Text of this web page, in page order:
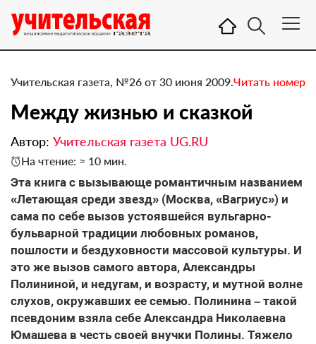
Учительская газета, №26 от 30 июня 2009.Читать номер
Между жизнью и сказкой
Автор: Учительская газета UG.RU
На чтение: ≈ 10 мин.
Эта книга с вызывающе романтичным названием
«Летающая среди звезд» (Москва, «Вагриус») и
сама по себе вызов устоявшейся вульгарно-
бульварной традиции любовных романов,
пошлости и бездуховности массовой культуры. И
это же вызов самого автора, Александры
Полининой, и недугам, и возрасту, и мутной волне
слухов, окружавших ее семью. Полинина – такой
псевдоним взяла себе Александра Николаевна
Юмашева в честь своей внучки Полины. Тяжело